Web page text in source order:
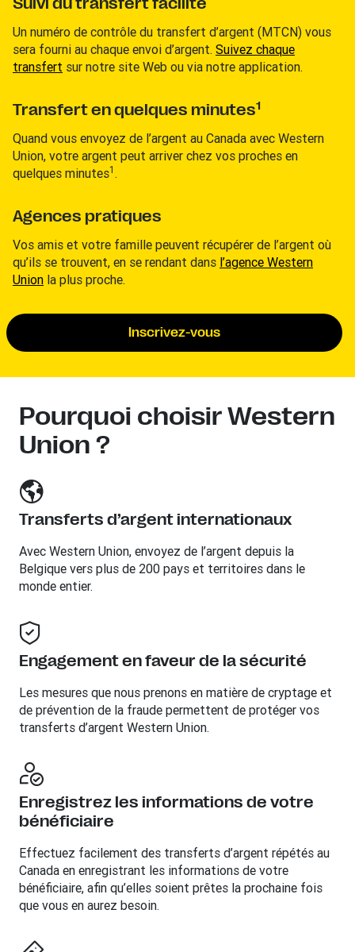
Suivi du transfert facilité
Un numéro de contrôle du transfert d’argent (MTCN) vous
sera fourni au chaque envoi d’argent. Suivez chaque
transfert sur notre site Web ou via notre application.
Transfert en quelques minutes1
Quand vous envoyez de l’argent au Canada avec Western
Union, votre argent peut arriver chez vos proches en
quelques minutes1 .
Agences pratiques
Vos amis et votre famille peuvent récupérer de l’argent où
qu’ils se trouvent, en se rendant dans l’agence Western
Union la plus proche.
Inscrivez-vous
Pourquoi choisir Western
Union ?
Transferts d’argent internationaux
Avec Western Union, envoyez de l’argent depuis la
Belgique vers plus de 200 pays et territoires dans le
monde entier.
Engagement en faveur de la sécurité
Les mesures que nous prenons en matière de cryptage et
de prévention de la fraude permettent de protéger vos
transferts d’argent Western Union.
Enregistrez les informations de votre
bénéficiaire
Effectuez facilement des transferts d’argent répétés au
Canada en enregistrant les informations de votre
bénéficiaire, afin qu’elles soient prêtes la prochaine fois
que vous en aurez besoin.